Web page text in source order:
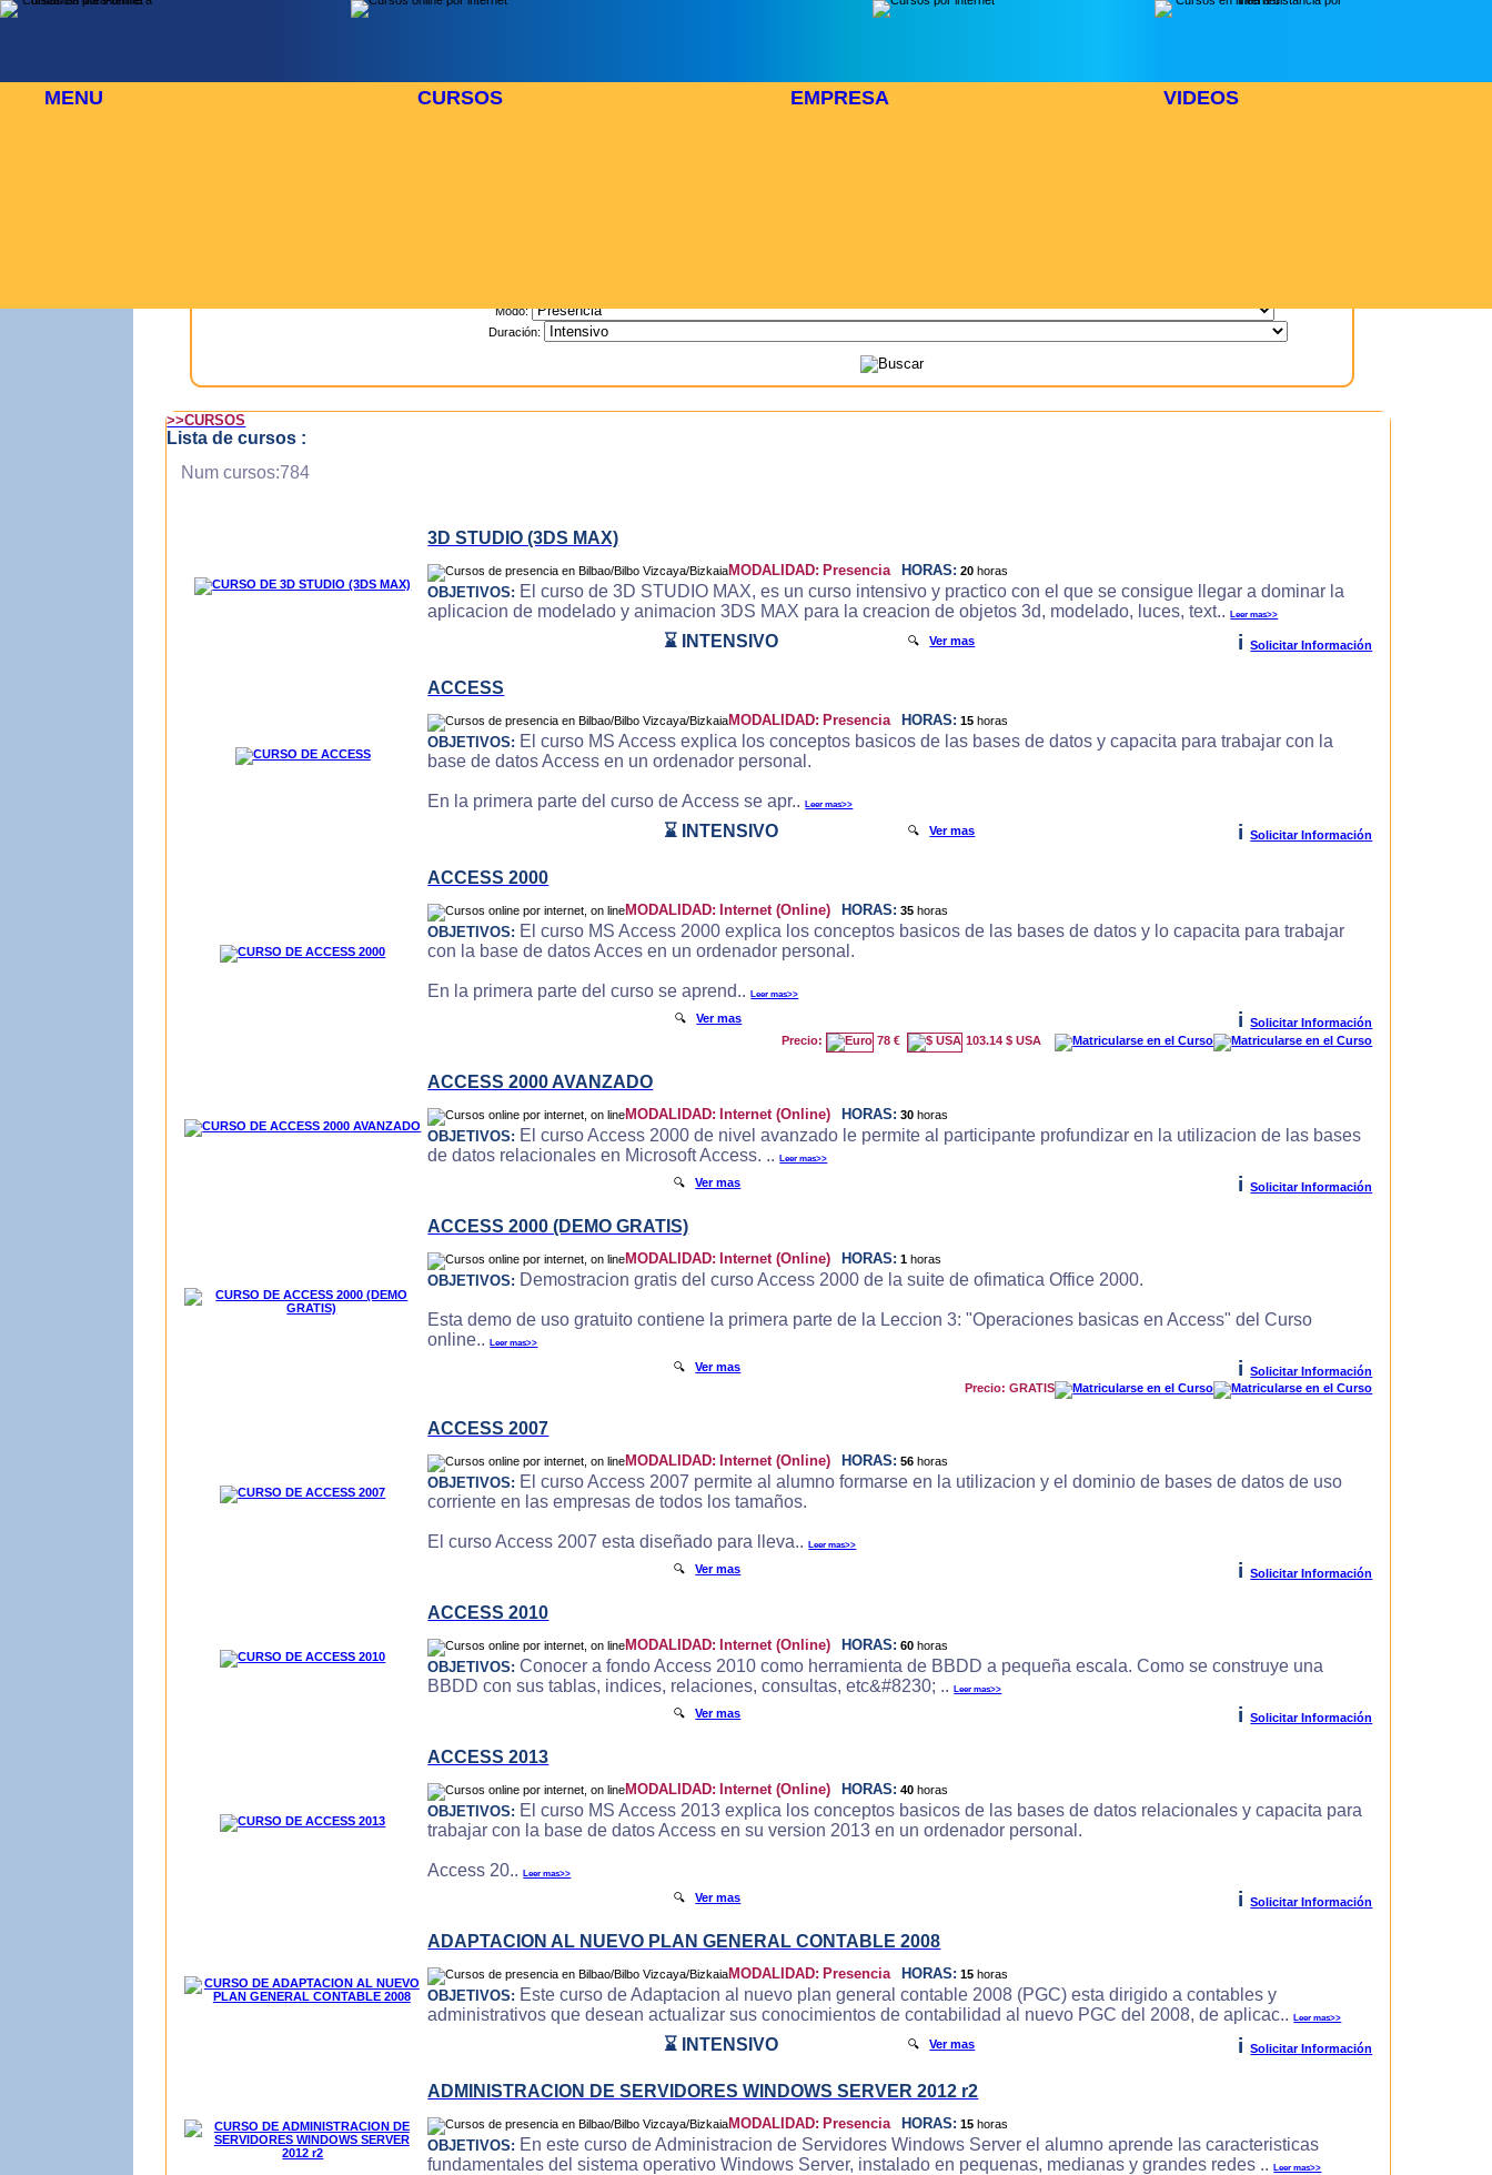
MENU CURSOS EMPRESA VIDEOS
Modo:
Duración:
>>CURSOS
Lista de cursos :
Num cursos:784
3D STUDIO (3DS MAX)
MODALIDAD: Presencia HORAS: 20 horas
OBJETIVOS: El curso de 3D STUDIO MAX, es un curso intensivo y practico con el que se consigue llegar a dominar la
aplicacion de modelado y animacion 3DS MAX para la creacion de objetos 3d, modelado, luces, text..Leer mas>>
⌛ INTENSIVO 🔍Ver mas i Solicitar Información
ACCESS
MODALIDAD: Presencia HORAS: 15 horas
OBJETIVOS: El curso MS Access explica los conceptos basicos de las bases de datos y capacita para trabajar con la
base de datos Access en un ordenador personal.
En la primera parte del curso de Access se apr..Leer mas>>
⌛ INTENSIVO 🔍Ver mas i Solicitar Información
ACCESS 2000
MODALIDAD: Internet (Online) HORAS: 35 horas
OBJETIVOS: El curso MS Access 2000 explica los conceptos basicos de las bases de datos y lo capacita para trabajar
con la base de datos Acces en un ordenador personal.
En la primera parte del curso se aprend..Leer mas>>
🔍Ver mas i
Solicitar Información
Precio:
78 € 103.14 $ USA
ACCESS 2000 AVANZADO
MODALIDAD: Internet (Online) HORAS: 30 horas
OBJETIVOS: El curso Access 2000 de nivel avanzado le permite al participante profundizar en la utilizacion de las bases
de datos relacionales en Microsoft Access. ..Leer mas>>
🔍Ver mas i Solicitar Información
ACCESS 2000 (DEMO GRATIS)
MODALIDAD: Internet (Online) HORAS: 1 horas
OBJETIVOS: Demostracion gratis del curso Access 2000 de la suite de ofimatica Office 2000.
Esta demo de uso gratuito contiene la primera parte de la Leccion 3: "Operaciones basicas en Access" del Curso
online..Leer mas>>
🔍Ver mas i
Solicitar Información
Precio: GRATIS
ACCESS 2007
MODALIDAD: Internet (Online) HORAS: 56 horas
OBJETIVOS: El curso Access 2007 permite al alumno formarse en la utilizacion y el dominio de bases de datos de uso
corriente en las empresas de todos los tamaños.
El curso Access 2007 esta diseñado para lleva..Leer mas>>
🔍Ver mas i Solicitar Información
ACCESS 2010
MODALIDAD: Internet (Online) HORAS: 60 horas
OBJETIVOS: Conocer a fondo Access 2010 como herramienta de BBDD a pequeña escala. Como se construye una
BBDD con sus tablas, indices, relaciones, consultas, etc&#8230; ..Leer mas>>
🔍Ver mas i Solicitar Información
ACCESS 2013
MODALIDAD: Internet (Online) HORAS: 40 horas
OBJETIVOS: El curso MS Access 2013 explica los conceptos basicos de las bases de datos relacionales y capacita para
trabajar con la base de datos Access en su version 2013 en un ordenador personal.
Access 20..Leer mas>>
🔍Ver mas i Solicitar Información
ADAPTACION AL NUEVO PLAN GENERAL CONTABLE 2008
MODALIDAD: Presencia HORAS: 15 horas
OBJETIVOS: Este curso de Adaptacion al nuevo plan general contable 2008 (PGC) esta dirigido a contables y
administrativos que desean actualizar sus conocimientos de contabilidad al nuevo PGC del 2008, de aplicac..Leer mas>>
⌛ INTENSIVO 🔍Ver mas i Solicitar Información
ADMINISTRACION DE SERVIDORES WINDOWS SERVER 2012 r2
MODALIDAD: Presencia HORAS: 15 horas
OBJETIVOS: En este curso de Administracion de Servidores Windows Server el alumno aprende las caracteri­sticas
fundamentales del sistema operativo Windows Server, instalado en pequenas, medianas y grandes redes ..Leer mas>>